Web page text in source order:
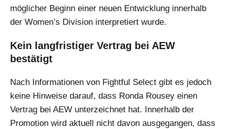
möglicher Beginn einer neuen Entwicklung innerhalb
der Women’s Division interpretiert wurde.
Kein langfristiger Vertrag bei AEW
bestätigt
Nach Informationen von Fightful Select gibt es jedoch
keine Hinweise darauf, dass Ronda Rousey einen
Vertrag bei AEW unterzeichnet hat. Innerhalb der
Promotion wird aktuell nicht davon ausgegangen, dass